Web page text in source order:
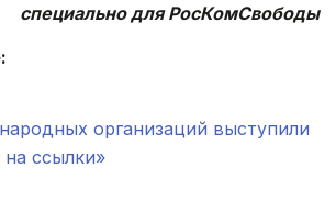
специально для РосКомСвободы
организаций выступили
на ссылки»